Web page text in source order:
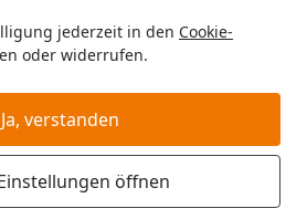
jederzeit in den Cookie-
oder widerrufen.
Ja, verstanden
öffnen
Katzenfutter
Getreidefreies Katzenfutter
Katzenfutter finden Sie